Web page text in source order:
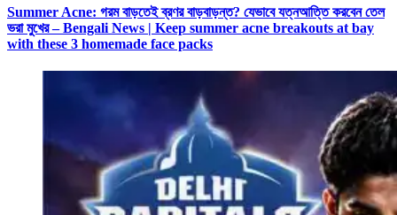
Summer Acne: গরম বাড়তেই ব্রণর বাড়বাড়ন্ত? যেভাবে যত্নআত্তি করবেন তেল
ভরা মুখের – Bengali News | Keep summer acne breakouts at bay
with these 3 homemade face packs